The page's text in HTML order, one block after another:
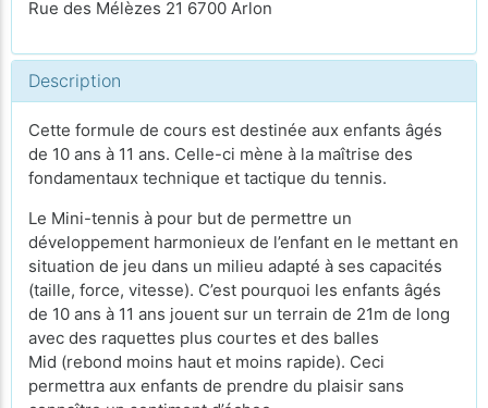
Rue des Mélèzes 21 6700 Arlon
Description
Cette formule de cours est destinée aux enfants âgés
de 10 ans à 11 ans. Celle-ci mène à la maîtrise des
fondamentaux technique et tactique du tennis.
Le Mini-tennis à pour but de permettre un
développement harmonieux de l’enfant en le mettant en
situation de jeu dans un milieu adapté à ses capacités
(taille, force, vitesse). C’est pourquoi les enfants âgés
de 10 ans à 11 ans jouent sur un terrain de 21m de long
avec des raquettes plus courtes et des balles
Mid (rebond moins haut et moins rapide). Ceci
permettra aux enfants de prendre du plaisir sans